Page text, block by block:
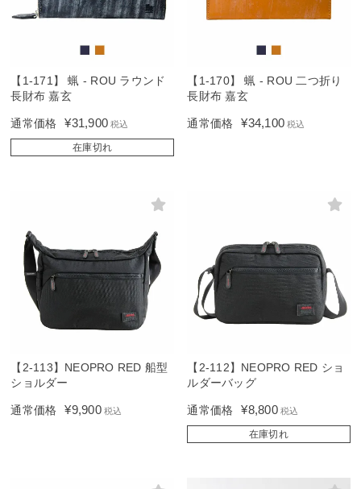
【1-171】 蝋 - ROU ラウンド
長財布 嘉玄
通常価格 ¥31,900 税込
在庫切れ
【1-170】 蝋 - ROU 二つ折り
長財布 嘉玄
通常価格 ¥34,100 税込
【2-113】NEOPRO RED 船型
ショルダー
通常価格 ¥9,900 税込
【2-112】NEOPRO RED ショ
ルダーバッグ
通常価格 ¥8,800 税込
在庫切れ